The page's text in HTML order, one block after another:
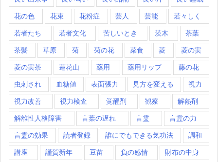
花の色 花束 花粉症 芸人 芸能 若々しく
若者たち 若者文化 苦しいとき 茨木 茶葉
茶髪 草原 菊 菊の花 菜食 菱 菱の実
菱の実茶 蓮花山 薬用 薬用リップ 藤の花
虫刺され 血糖値 表面張力 見方を変える 視力
視力改善 視力検査 覚醒剤 観察 解熱剤
解離性人格障害 言葉の遅れ 言霊 言霊の力
言霊の効果 読者登録 誰にでもできる気功法 調和
講座 謹賀新年 豆苗 負の感情 財布の中身